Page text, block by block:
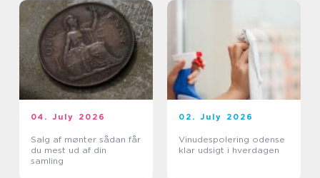
04. July 2026
Salg af mønter sådan får
du mest ud af din
samling
02. July 2026
Vinudespolering odense
klar udsigt i hverdagen